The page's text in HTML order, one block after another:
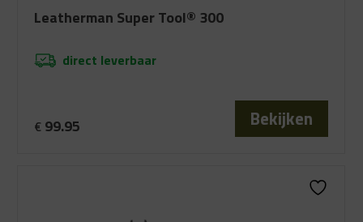
Leatherman Super Tool® 300
direct leverbaar
€ 99.95 Bekijken